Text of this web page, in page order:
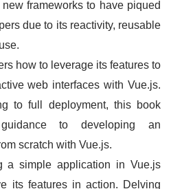
frameworks to have piqued
due to its reactivity, reusable
how to leverage its features to
web interfaces with Vue.js.
to full deployment, this book
guidance to developing an
scratch with Vue.js.
a simple application in Vue.js
its features in action. Delving